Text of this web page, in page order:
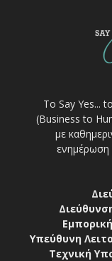
Το Say Yes...
(Business to
με
Υπεύθυνη
Τεχνική